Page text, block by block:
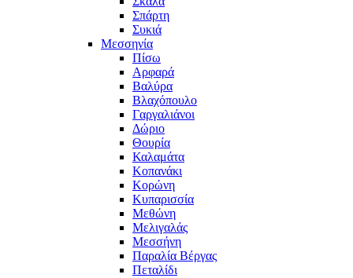
Σπάρτη
Συκιά
Μεσσηνία
Πίσω
Αρφαρά
Βαλύρα
Βλαχόπουλο
Γαργαλιάνοι
Δώριο
Θουρία
Καλαμάτα
Κοπανάκι
Κορώνη
Κυπαρισσία
Μεθώνη
Μελιγαλάς
Μεσσήνη
Παραλία Βέργας
Πεταλίδι